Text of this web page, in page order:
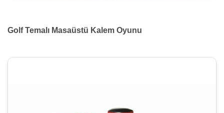
Golf Temalı Masaüstü Kalem Oyunu